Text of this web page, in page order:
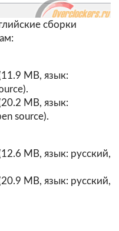
сборки
MB, язык:
MB, язык:
source).
MB, язык: русский,
MB, язык: русский,